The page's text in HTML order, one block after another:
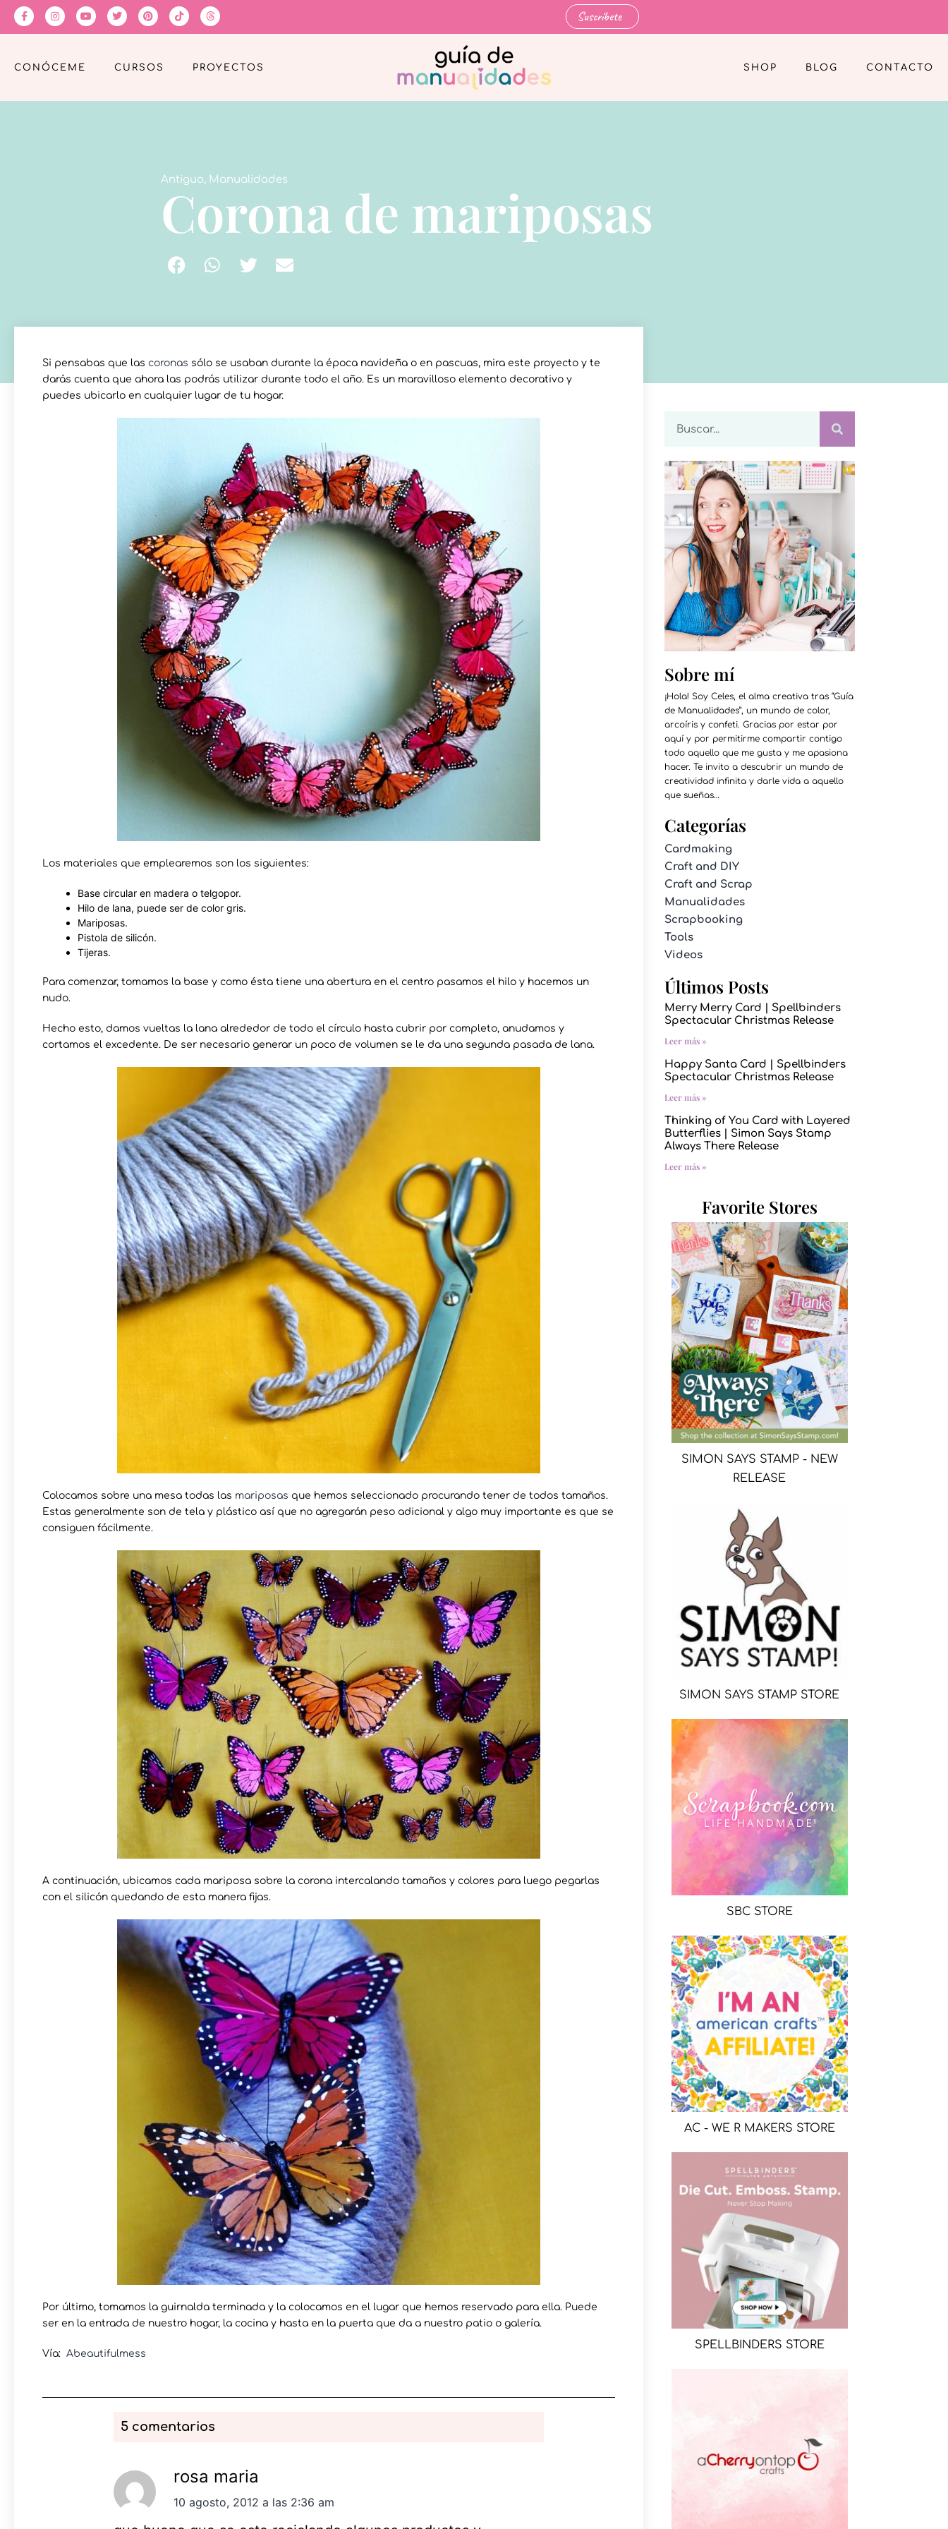
Suscríbete
CONÓCEME CURSOS PROYECTOS SHOP BLOG CONTACTO
Antiguo, Manualidades
Corona de mariposas
Si pensabas que las coronas sólo se usaban durante la época navideña o en pascuas, mira este proyecto y te
darás cuenta que ahora las podrás utilizar durante todo el año. Es un maravilloso elemento decorativo y
puedes ubicarlo en cualquier lugar de tu hogar.
Los materiales que emplearemos son los siguientes:
Base circular en madera o telgopor.
Hilo de lana, puede ser de color gris.
Mariposas.
Pistola de silicón.
Tijeras.
Para comenzar, tomamos la base y como ésta tiene una abertura en el centro pasamos el hilo y hacemos un
nudo.
Hecho esto, damos vueltas la lana alrededor de todo el círculo hasta cubrir por completo, anudamos y
cortamos el excedente. De ser necesario generar un poco de volumen se le da una segunda pasada de lana.
Colocamos sobre una mesa todas las mariposas que hemos seleccionado procurando tener de todos tamaños.
Estas generalmente son de tela y plástico así que no agregarán peso adicional y algo muy importante es que se
consiguen fácilmente.
A continuación, ubicamos cada mariposa sobre la corona intercalando tamaños y colores para luego pegarlas
con el silicón quedando de esta manera fijas.
Por último, tomamos la guirnalda terminada y la colocamos en el lugar que hemos reservado para ella. Puede
ser en la entrada de nuestro hogar, la cocina y hasta en la puerta que da a nuestro patio o galería.
Vía: Abeautifulmess
5 comentarios
rosa maria
10 agosto, 2012 a las 2:36 am
Sobre mí
¡Hola! Soy Celes, el alma creativa tras “Guía
de Manualidades”, un mundo de color,
arcoíris y confeti. Gracias por estar por
aquí y por permitirme compartir contigo
todo aquello que me gusta y me apasiona
hacer. Te invito a descubrir un mundo de
creatividad infinita y darle vida a aquello
que sueñas…
Categorías
Cardmaking
Craft and DIY
Craft and Scrap
Manualidades
Scrapbooking
Tools
Videos
Últimos Posts
Merry Merry Card | Spellbinders
Spectacular Christmas Release
Leer más »
Happy Santa Card | Spellbinders
Spectacular Christmas Release
Leer más »
Thinking of You Card with Layered
Butterflies | Simon Says Stamp
Always There Release
Leer más »
Favorite Stores
SIMON SAYS STAMP - NEW
RELEASE
SIMON SAYS STAMP STORE
SBC STORE
AC - WE R MAKERS STORE
SPELLBINDERS STORE